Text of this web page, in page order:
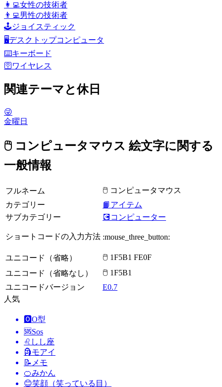
👩‍💻女性の技術者
👨‍💻男性の技術者
🕹️ジョイスティック
🖥️デスクトップコンピュータ
⌨️キーボード
🛜 ワイヤレス
関連テーマと休日
😜
金曜日
🖱️ コンピュータマウス 絵文字に関する
一般情報
フルネーム
🖱️ コンピュータマウス
カテゴリー
📙アイテム
サブカテゴリー
💽コンピューター
ショートコードの入力方法 :mouse_three_button:
ユニコード（省略）
🖱️ 1F5B1 FE0F
ユニコード（省略なし）
🖱 1F5B1
ユニコードバージョン
E0.7
人気
🅾️O型
🆘Sos
♌ しし座
🗿モアイ
📝 メモ
🍊みかん
😊笑顔（笑っている目）